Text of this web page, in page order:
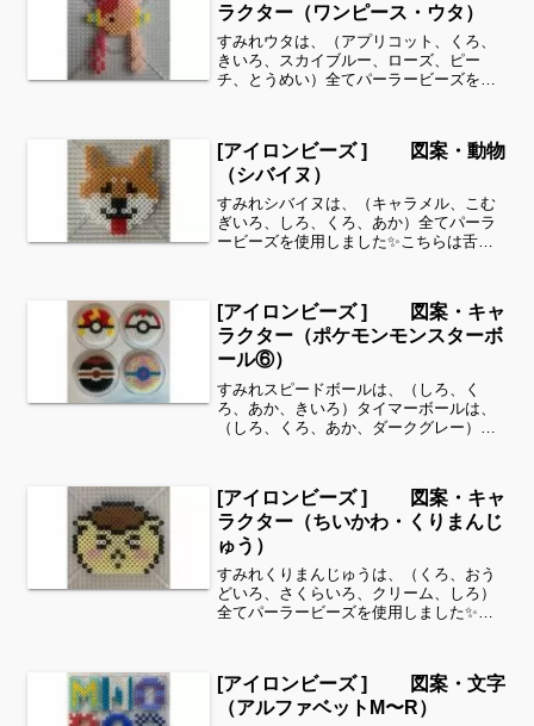
ラクター（ワンピース・ウタ）
すみれウタは、（アプリコット、くろ、
きいろ、スカイブルー、ローズ、ピー
チ、とうめい）全てパーラービーズを使
案を見ることができます！お時間があり
ましたら、他の図案もぜひ覗...
[アイロンビーズ ] 図案・動物
（シバイヌ）
すみれシバイヌは、（キャラメル、こむ
ぎいろ、しろ、くろ、あか）全てパーラ
ービーズを使用しました✨こちらは舌な
別に図案を見ることができます！お時間
がありましたら、他の図案...
[アイロンビーズ ] 図案・キャ
ラクター（ポケモンモンスターボ
ール⑥）
すみれスピードボールは、（しろ、く
ろ、あか、きいろ）タイマーボールは、
（しろ、くろ、あか、ダークグレー）ゴ
ム、パステルあお、パステルむらさき、
さくらいろ）全てパーラービ...
[アイロンビーズ ] 図案・キャ
ラクター（ちいかわ・くりまんじ
ゅう）
すみれくりまんじゅうは、（くろ、おう
どいろ、さくらいろ、クリーム、しろ）
全てパーラービーズを使用しました✨す
ができます！お時間がありましたら、他
の図案もぜひ覗いてみてくだ...
[アイロンビーズ ] 図案・文字
（アルファベットM〜R）